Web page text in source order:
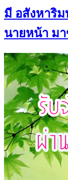
มี อสังหาริม
นายหน้า มา